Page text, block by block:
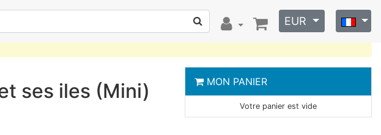
EUR
ses iles (Mini) MON PANIER
Votre panier est vide